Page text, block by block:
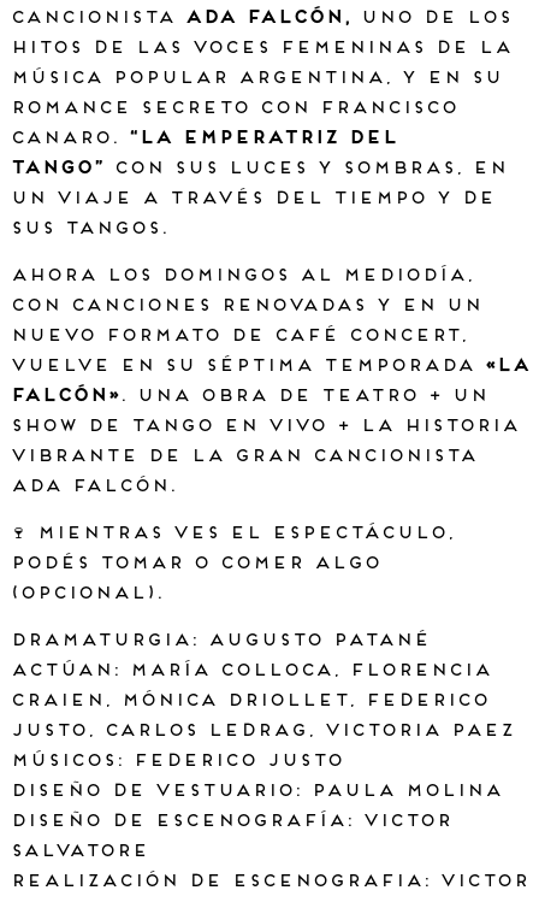
cancionista
Ada Falcón,
uno de los
hitos de las voces femeninas de la
música popular argentina, y en su
romance secreto con Francisco
Canaro. “La emperatriz del
tango” con sus luces y sombras, en
un viaje a través del tiempo y de
sus tangos.
AHORA LOS DOMINGOS AL MEDIODÍA,
CON CANCIONES RENOVADAS Y EN UN
NUEVO FORMATO DE CAFÉ CONCERT,
VUELVE EN SU SÉPTIMA TEMPORADA
«LA
FALCÓN» . UNA OBRA DE TEATRO + UN
SHOW DE TANGO EN VIVO + LA HISTORIA
VIBRANTE DE LA GRAN CANCIONISTA
ADA FALCÓN.
🍷 MIENTRAS VES EL ESPECTÁCULO,
PODÉS TOMAR O COMER ALGO
(OPCIONAL).
Dramaturgia: Augusto Patané
Actúan: María Colloca, Florencia
Craien, Mónica Driollet, Federico
Justo, Carlos Ledrag, Victoria Paez
Músicos: Federico Justo
Diseño de vestuario: Paula Molina
Diseño de escenografía: Victor
Salvatore
Realización de escenografia: Victor